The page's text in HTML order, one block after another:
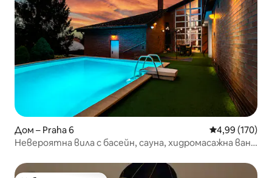
Дом – Praha 6 Средна
4,99 (170)
Невероятна вила с басейн, сауна, хидромасажна вана